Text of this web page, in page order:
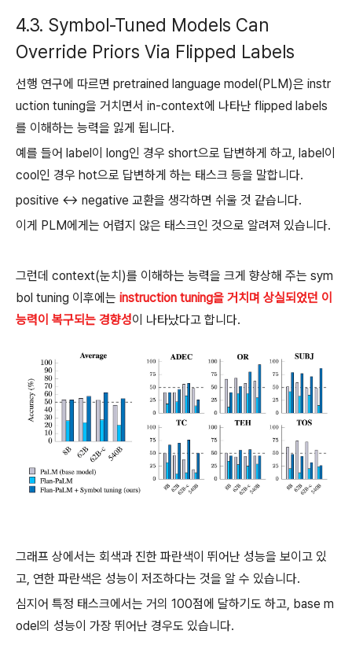
4.3. Symbol-Tuned Models Can
Override Priors Via Flipped Labels
선행 연구에 따르면 pretrained language model(PLM)은 instr
uction tuning을 거치면서 in-context에 나타난 flipped labels
를 이해하는 능력을 잃게 됩니다.
예를 들어 label이 long인 경우 short으로 답변하게 하고, label이
cool인 경우 hot으로 답변하게 하는 태스크 등을 말합니다.
positive ↔ negative 교환을 생각하면 쉬울 것 같습니다.
이게 PLM에게는 어렵지 않은 태스크인 것으로 알려져 있습니다.
그런데 context(눈치)를 이해하는 능력을 크게 향상해 주는 sym
bol tuning 이후에는 instruction tuning을 거치며 상실되었던 이
능력이 복구되는 경향성이 나타났다고 합니다.
그래프 상에서는 회색과 진한 파란색이 뛰어난 성능을 보이고 있
고, 연한 파란색은 성능이 저조하다는 것을 알 수 있습니다.
심지어 특정 태스크에서는 거의 100점에 달하기도 하고, base m
odel의 성능이 가장 뛰어난 경우도 있습니다.